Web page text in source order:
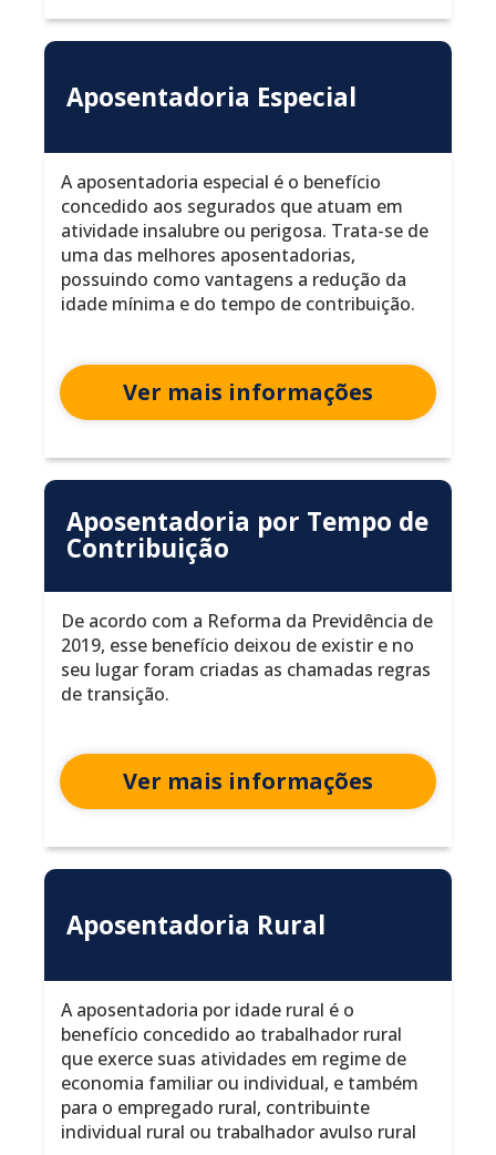
Aposentadoria Especial
A aposentadoria especial é o benefício
concedido aos segurados que atuam em
atividade insalubre ou perigosa. Trata-se de
uma das melhores aposentadorias,
possuindo como vantagens a redução da
idade mínima e do tempo de contribuição.
Ver mais informações
Aposentadoria por Tempo de
Contribuição
De acordo com a Reforma da Previdência de
2019, esse benefício deixou de existir e no
seu lugar foram criadas as chamadas regras
de transição.
Ver mais informações
Aposentadoria Rural
A aposentadoria por idade rural é o
benefício concedido ao trabalhador rural
que exerce suas atividades em regime de
economia familiar ou individual, e também
para o empregado rural, contribuinte
individual rural ou trabalhador avulso rural